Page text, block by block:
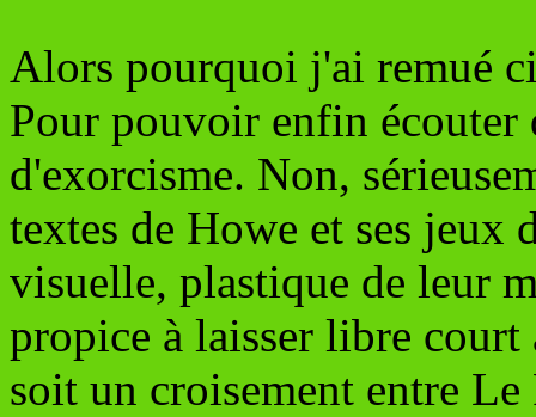
Alors pourquoi j'ai remué
Pour pouvoir enfin écouter
d'exorcisme. Non,
textes de Howe et ses jeux
visuelle, plastique de leur
propice à laisser libre
soit un croisement entre